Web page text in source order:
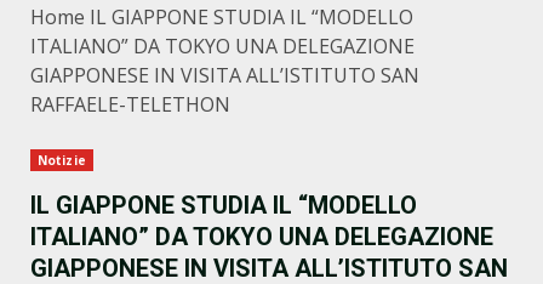
Home IL GIAPPONE STUDIA IL “MODELLO
ITALIANO” DA TOKYO UNA DELEGAZIONE
GIAPPONESE IN VISITA ALL’ISTITUTO SAN
RAFFAELE-TELETHON
Notizie
IL GIAPPONE STUDIA IL “MODELLO
ITALIANO” DA TOKYO UNA DELEGAZIONE
GIAPPONESE IN VISITA ALL’ISTITUTO SAN